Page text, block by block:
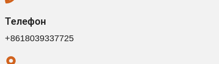
Телефон
+8618039337725